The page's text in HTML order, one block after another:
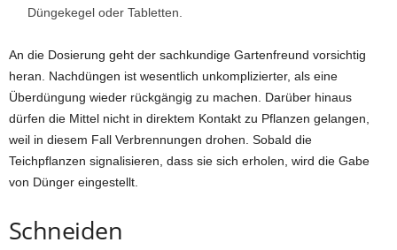
Düngekegel oder Tabletten.
An die Dosierung geht der sachkundige Gartenfreund vorsichtig
heran. Nachdüngen ist wesentlich unkomplizierter, als eine
Überdüngung wieder rückgängig zu machen. Darüber hinaus
dürfen die Mittel nicht in direktem Kontakt zu Pflanzen gelangen,
weil in diesem Fall Verbrennungen drohen. Sobald die
Teichpflanzen signalisieren, dass sie sich erholen, wird die Gabe
von Dünger eingestellt.
Schneiden